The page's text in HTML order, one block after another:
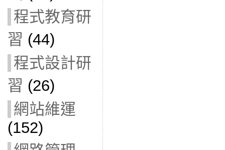
程式教育研
習 (44)
程式設計研
習 (26)
網站維運
(152)